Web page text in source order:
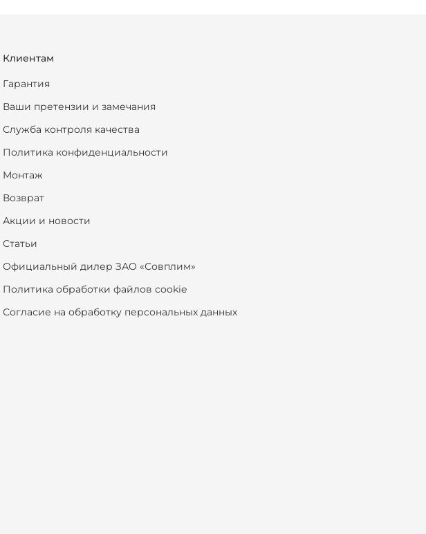
Клиентам
Гарантия
Ваши претензии и замечания
Служба контроля качества
Политика конфиденциальности
Монтаж
Возврат
Акции и новости
Статьи
Официальный дилер ЗАО «Совплим»
Политика обработки файлов cookie
Согласие на обработку персональных данных